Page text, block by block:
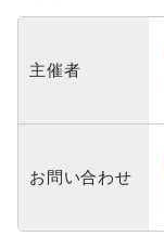
主催者
お問い合わせ